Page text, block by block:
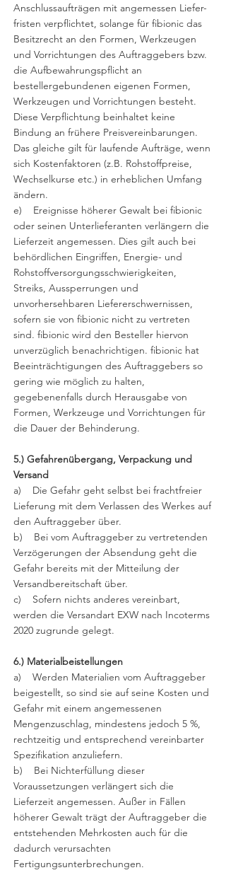
Anschlussaufträgen mit angemessen Liefer-
fristen verpflichtet, solange für fibionic das
Besitzrecht an den Formen, Werkzeugen
und Vorrichtungen des Auftraggebers bzw.
die Aufbewahrungspflicht an
bestellergebundenen eigenen Formen,
Werkzeugen und Vorrichtungen besteht.
Diese Verpflichtung beinhaltet keine
Bindung an frühere Preisvereinbarungen.
Das gleiche gilt für laufende Aufträge, wenn
sich Kostenfaktoren (z.B. Rohstoffpreise,
Wechselkurse etc.) in erheblichen Umfang
ändern.
e) Ereignisse höherer Gewalt bei fibionic
oder seinen Unterlieferanten verlängern die
Lieferzeit angemessen. Dies gilt auch bei
behördlichen Eingriffen, Energie- und
Rohstoffversorgungsschwierigkeiten,
Streiks, Aussperrungen und
unvorhersehbaren Liefererschwernissen,
sofern sie von fibionic nicht zu vertreten
sind. fibionic wird den Besteller hiervon
unverzüglich benachrichtigen. fibionic hat
Beeinträchtigungen des Auftraggebers so
gering wie möglich zu halten,
gegebenenfalls durch Herausgabe von
Formen, Werkzeuge und Vorrichtungen für
die Dauer der Behinderung.
5.) Gefahrenübergang, Verpackung und
Versand
a) Die Gefahr geht selbst bei frachtfreier
Lieferung mit dem Verlassen des Werkes auf
den Auftraggeber über.
b) Bei vom Auftraggeber zu vertretenden
Verzögerungen der Absendung geht die
Gefahr bereits mit der Mitteilung der
Versandbereitschaft über.
c) Sofern nichts anderes vereinbart,
werden die Versandart EXW nach Incoterms
2020 zugrunde gelegt.
6.) Materialbeistellungen
a) Werden Materialien vom Auftraggeber
beigestellt, so sind sie auf seine Kosten und
Gefahr mit einem angemessenen
Mengenzuschlag, mindestens jedoch 5 %,
rechtzeitig und entsprechend vereinbarter
Spezifikation anzuliefern.
b) Bei Nichterfüllung dieser
Voraussetzungen verlängert sich die
Lieferzeit angemessen. Außer in Fällen
höherer Gewalt trägt der Auftraggeber die
entstehenden Mehrkosten auch für die
dadurch verursachten
Fertigungsunterbrechungen.